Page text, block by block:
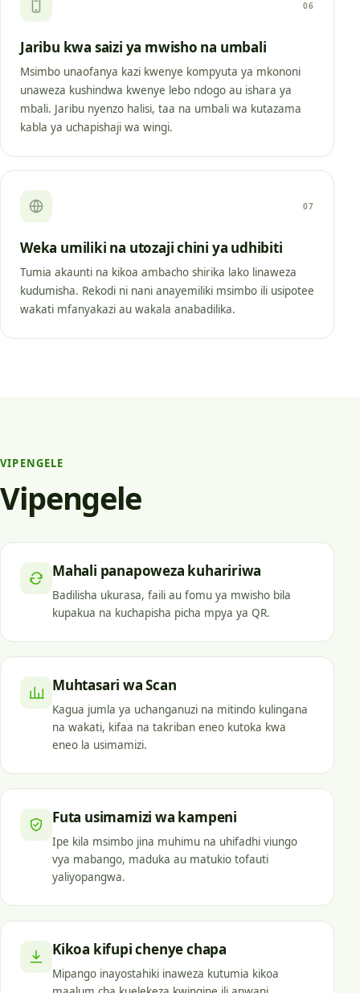
06
Jaribu kwa saizi ya mwisho na umbali
Msimbo unaofanya kazi kwenye kompyuta ya mkononi
unaweza kushindwa kwenye lebo ndogo au ishara ya
mbali. Jaribu nyenzo halisi, taa na umbali wa kutazama
kabla ya uchapishaji wa wingi.
07
Weka umiliki na utozaji chini ya udhibiti
Tumia akaunti na kikoa ambacho shirika lako linaweza
kudumisha. Rekodi ni nani anayemiliki msimbo ili usipotee
wakati mfanyakazi au wakala anabadilika.
VIPENGELE
Vipengele
Mahali panapoweza kuhaririwa
Badilisha ukurasa, faili au fomu ya mwisho bila
kupakua na kuchapisha picha mpya ya QR.
Muhtasari wa Scan
Kagua jumla ya uchanganuzi na mitindo kulingana
na wakati, kifaa na takriban eneo kutoka kwa
eneo la usimamizi.
Futa usimamizi wa kampeni
Ipe kila msimbo jina muhimu na uhifadhi viungo
vya mabango, maduka au matukio tofauti
yaliyopangwa.
Kikoa kifupi chenye chapa
Mipango inayostahiki inaweza kutumia kikoa